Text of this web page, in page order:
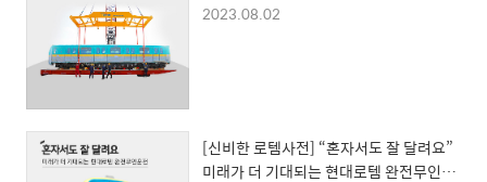
2023.08.02
[신비한 로템사전] “혼자서도 잘 달려요”
미래가 더 기대되는 현대로템 완전무인운